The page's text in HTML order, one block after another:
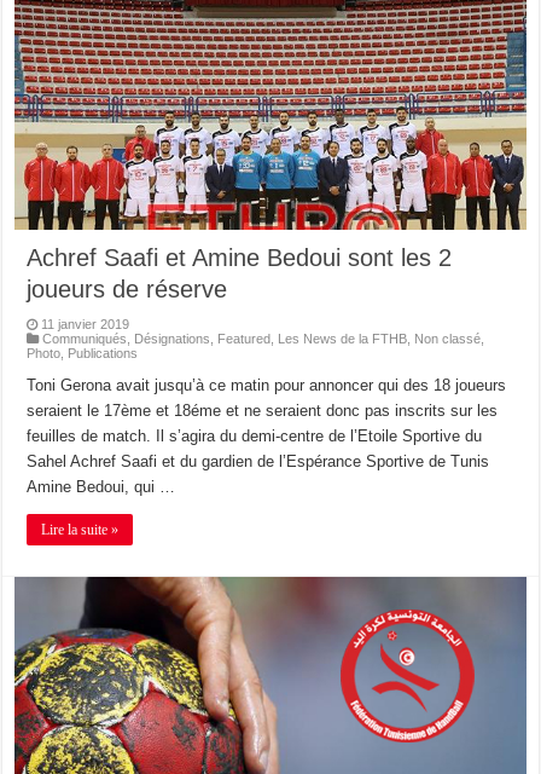
Achref Saafi et Amine Bedoui sont les 2
joueurs de réserve
11 janvier 2019
Communiqués, Désignations, Featured, Les News de la FTHB, Non classé,
Photo, Publications
Toni Gerona avait jusqu’à ce matin pour annoncer qui des 18 joueurs
seraient le 17ème et 18éme et ne seraient donc pas inscrits sur les
feuilles de match. Il s’agira du demi-centre de l’Etoile Sportive du
Sahel Achref Saafi et du gardien de l’Espérance Sportive de Tunis
Amine Bedoui, qui …
Lire la suite »